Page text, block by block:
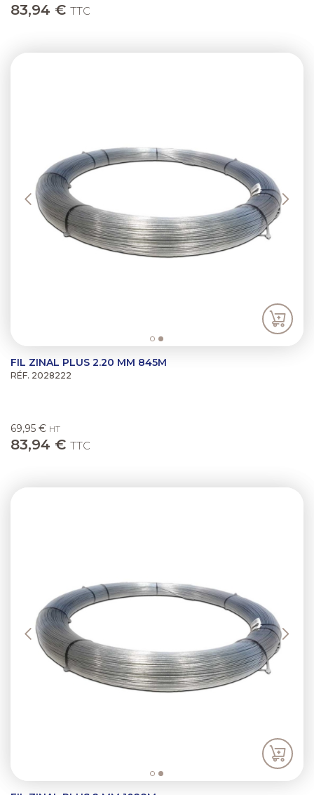
83,94 € TTC
FIL ZINAL PLUS 2.20 MM 845M
RÉF. 2028222
69,95 € HT
83,94 € TTC